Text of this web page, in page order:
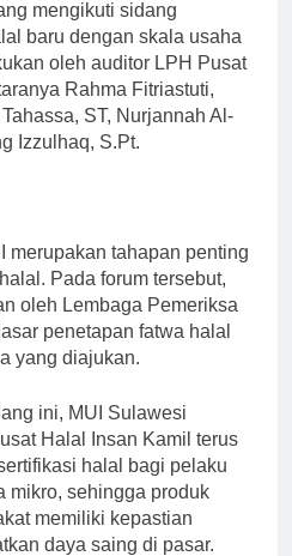
mengikuti sidang
baru dengan skala usaha
oleh auditor LPH Pusat
Rahma Fitriastuti,
ST, Nurjannah Al-
Izzulhaq, S.Pt.
merupakan tahapan penting
Pada forum tersebut,
oleh Lembaga Pemeriksa
penetapan fatwa halal
yang diajukan.
ini, MUI Sulawesi
Halal Insan Kamil terus
halal bagi pelaku
mikro, sehingga produk
memiliki kepastian
daya saing di pasar.